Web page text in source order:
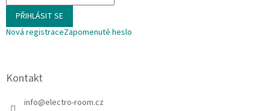
PŘIHLÁSIT SE
Nová registraceZapomenuté heslo
Kontakt
info@electro-room.cz